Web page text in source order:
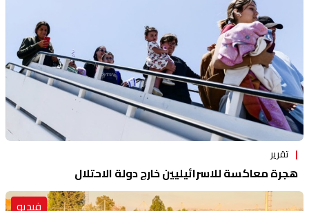
تقرير
هجرة معاكسة للاسرائيليين خارج دولة الاحتلال
فيديو